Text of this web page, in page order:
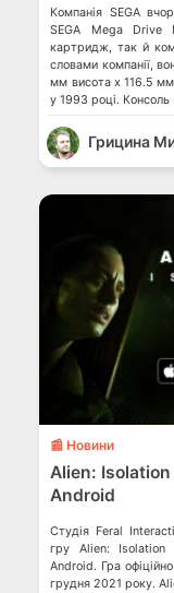
Компанія SEGA
SEGA Mega Drive
картридж, так й
словами компанії,
мм висота х 116.5
у 1993 році.
Грицина
📰 Новини
Alien: Isolation
Android
Студія Feral
гру Alien: Isolation
Android. Гра
грудня 2021 року.